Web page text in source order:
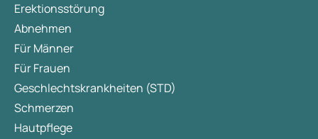
Erektionsstörung
Abnehmen
Für Männer
Für Frauen
Geschlechtskrankheiten (STD)
Schmerzen
Hautpflege